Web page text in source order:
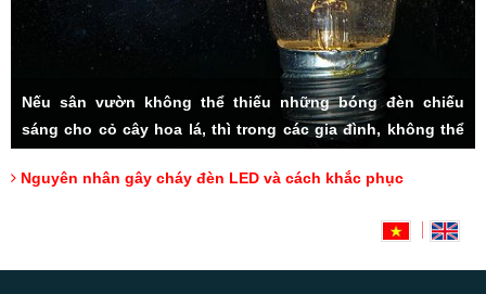
Nếu sân vườn không thể thiếu những bóng đèn chiếu
sáng cho cỏ cây hoa lá, thì trong các gia đình, không thể
thắc mắc được người tiêu dùng đặt ra, đặc biệt cách sử
Nguyên nhân gây cháy đèn LED và cách khắc phục